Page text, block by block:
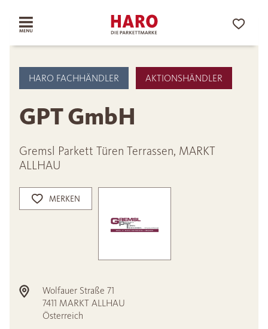
HARO FACHHÄNDLER AKTIONSHÄNDLER
GPT GmbH
Gremsl Parkett Türen Terrassen, MARKT
ALLHAU
MERKEN
Wolfauer Straße 71
7411 MARKT ALLHAU
Österreich